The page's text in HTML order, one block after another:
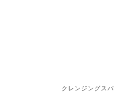
クレンジングスパ